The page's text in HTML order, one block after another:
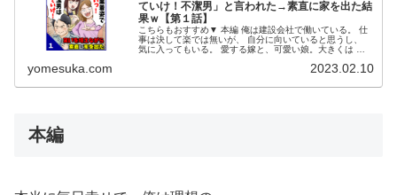
ていけ！不潔男」と言われた→素直に家を出た結
果ｗ【第１話】
こちらもおすすめ▼ 本編 俺は建設会社で働いている。 仕
事は決して楽では無いが、 自分に向いていると思うし、
気に入ってもいる。 愛する嫁と、可愛い娘。大きくは な
yomesuka.com 2023.02.10
本編